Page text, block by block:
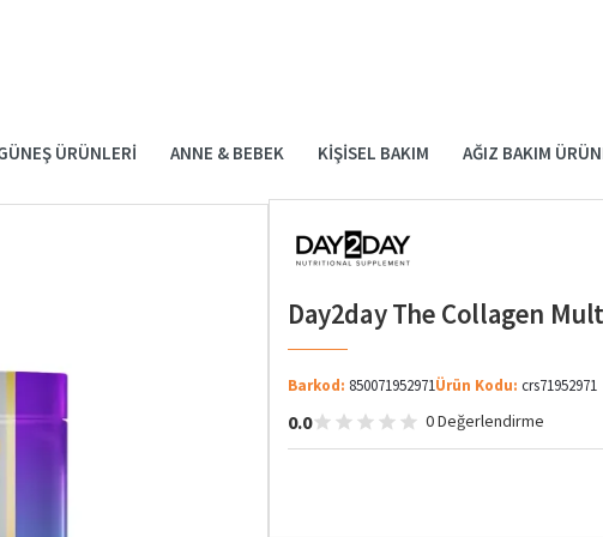
ÜRÜNLERI ANNE & BEBEK KIŞISEL BAKIM AĞIZ BAKIM
Day2day The Collagen
Barkod: 850071952971Ürün Kodu: crs71952971
0.0 0 Değerlendirme